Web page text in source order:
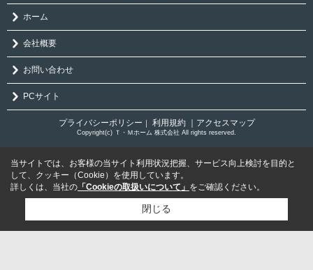
ホーム
会社概要
お問い合わせ
PCサイト
プライバシーポリシー 利用規約 ｜アクセスマップ
Copyright(c) Ｔ・Ｍホーム 株式会社 All rights reserved.
当サイトでは、お客様の当サイト利用状況把握、サービス向上検討を目的と
して、クッキー（Cookie）を使用しています。
詳しくは、当社の 「Cookieの取扱いについて」 をご確認ください。
閉じる